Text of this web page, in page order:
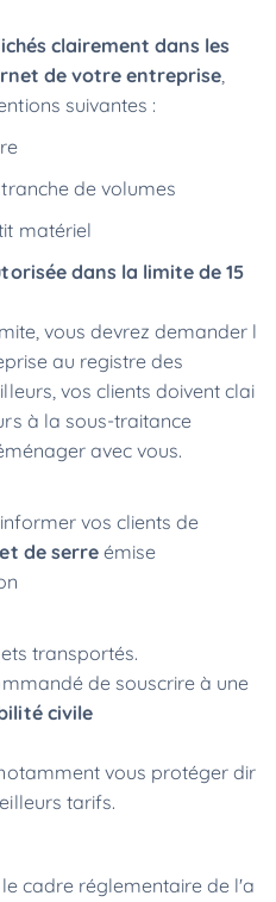
clairement dans les
de votre entreprise,
suivantes :
de volumes
matériel
dans la limite de 15
vous devrez demander l
au registre des
vos clients doivent clai
à la sous-traitance
avec vous.
vos clients de
de serreémise
transportés.
de souscrire à une
civile
vous protéger dir
tarifs.
cadre réglementaire de l'a